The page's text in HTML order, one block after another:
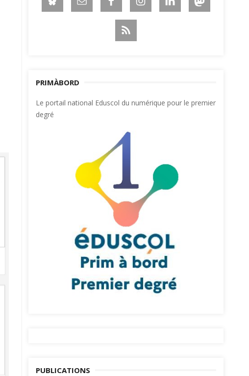
PRIMÀBORD
Le portail national Eduscol du numérique pour le premier
degré
PUBLICATIONS